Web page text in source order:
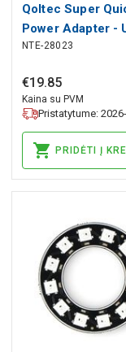
Qoltec Super
Power Adapter -
27W 5,1V/5A for
NTE-28023
€19.85
Kaina su PVM
Pristatytume:
PRIDĖTI Į